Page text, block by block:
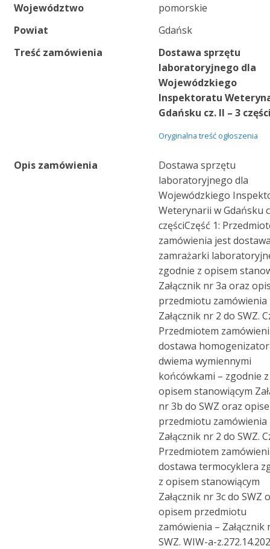
Województwo
pomorskie
Powiat
Gdańsk
Treść zamówienia
Dostawa sprzętu
laboratoryjnego dla
Wojewódzkiego
Inspektoratu
Gdańsku cz. II – 3
Oryginalna treść ogłoszenia
Opis zamówienia
Dostawa sprzętu
laboratoryjnego dla
Wojewódzkiego
Weterynarii w Gdańsku
częściCzęść 1:
zamówienia jest
zamrażarki
zgodnie z opisem
Załącznik nr 3a oraz
przedmiotu zamówienia
Załącznik nr 2 do SWZ.
Przedmiotem
dostawa
dwiema wymiennymi
końcówkami – zgodnie z
opisem stanowiącym
nr 3b do SWZ oraz
przedmiotu zamówienia
Załącznik nr 2 do SWZ.
Przedmiotem
dostawa termocyklera
z opisem stanowiącym
Załącznik nr 3c do SWZ
opisem przedmiotu
zamówienia – Załącznik
SWZ. WIW-a-